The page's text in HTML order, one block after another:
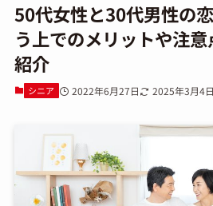
50代女性と30代男性の
う上でのメリットや注
紹介
シニア 2022年6月27日 2025年3月4日